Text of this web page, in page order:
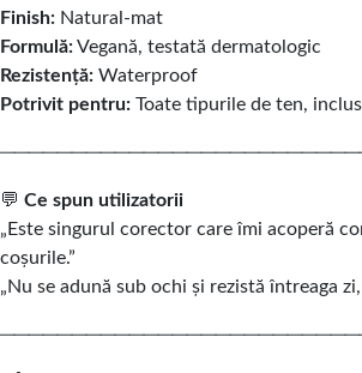
Finish: Natural-mat
Formulă:Vegană, testată dermatologic
Rezistență: Waterproof
Potrivit pentru: Toate tipurile de ten,
💬 Ce spun utilizatorii
„Este singurul corector care îmi acoperă
coșurile.”
„Nu se adună sub ochi și rezistă întreaga